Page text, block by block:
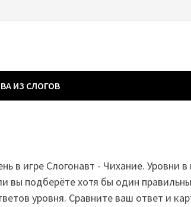
ИЗ СЛОГОВ
в игре Слогонавт - Чихание. Уровни
вы подберёте хотя бы один
уровня. Сравните ваш ответ и